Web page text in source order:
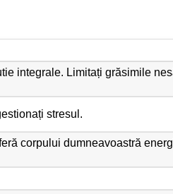
integrale. Limitați grăsimile
stresul.
corpului dumneavoastră